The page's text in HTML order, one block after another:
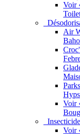
Voir
Air
Voir
Voir